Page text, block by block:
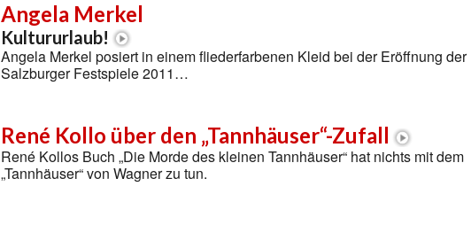
Angela Merkel
Kultururlaub!
Angela Merkel posiert in einem fliederfarbenen Kleid bei der Eröffnung der
Salzburger Festspiele 2011…
René Kollo über den „Tannhäuser“-Zufall
René Kollos Buch „Die Morde des kleinen Tannhäuser“ hat nichts mit dem
„Tannhäuser“ von Wagner zu tun.